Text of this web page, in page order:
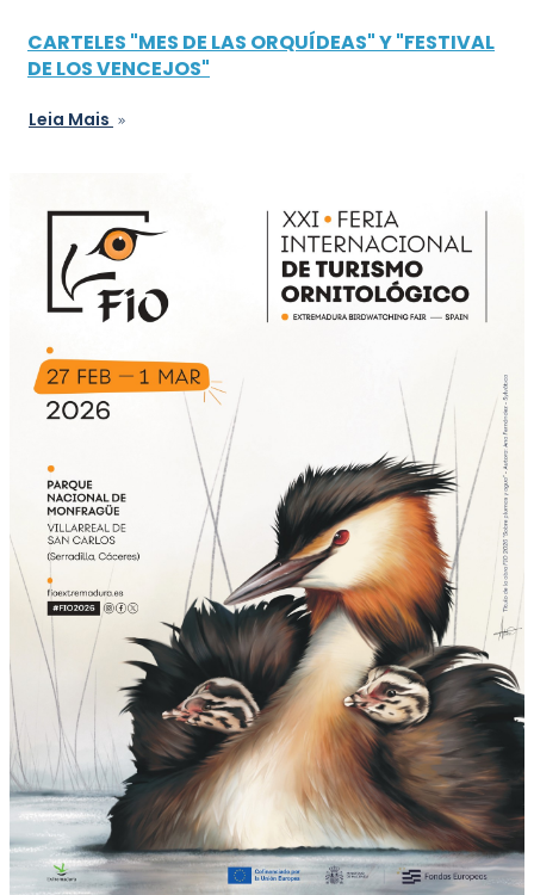
CARTELES "MES DE LAS ORQUÍDEAS" Y "FESTIVAL
DE LOS VENCEJOS"
Leia Mais